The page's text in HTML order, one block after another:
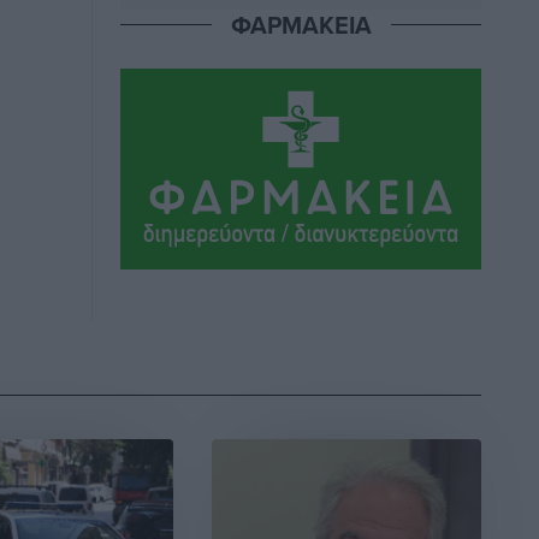
Η Μανίσα πήρε Buie και Davis
Γ.Σ. Ηπιόνη: «Προπονητική ομάδα με
εμπειρία, επιστημονική γνώση και
σύγχρονες μεθόδους»
Αθλητικά• πριν 3 ώρες
Α.Σ. Ρόδος: Ξανά στα «πράσινα» ο
Συναυλία Μάριου Φραγκούλη –
ΦΑΡΜΑΚΕΙΑ